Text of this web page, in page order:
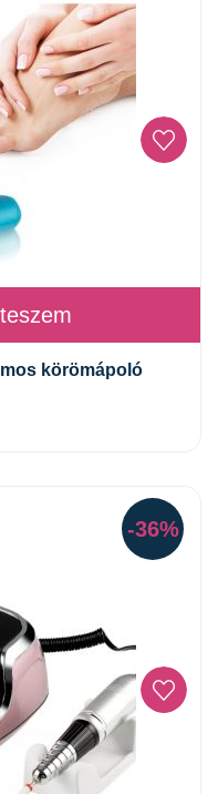
körömápoló
-36%